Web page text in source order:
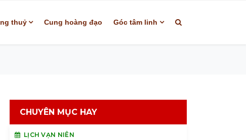
thuỷ Cung hoàng đạo Góc tâm linh
CHUYÊN MỤC HAY
LỊCH VẠN NIÊN